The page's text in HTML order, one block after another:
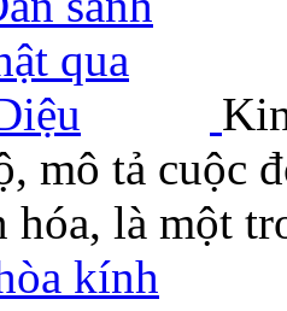
mô tả cuộc
hóa, là một
kính